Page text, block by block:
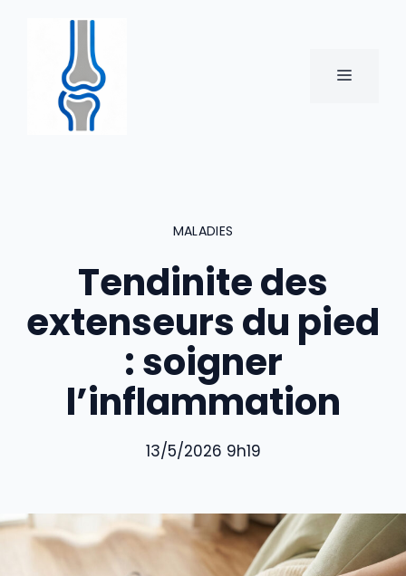
MENU
MALADIES
Tendinite des
extenseurs du pied
: soigner
l’inflammation
13/5/2026 9h19